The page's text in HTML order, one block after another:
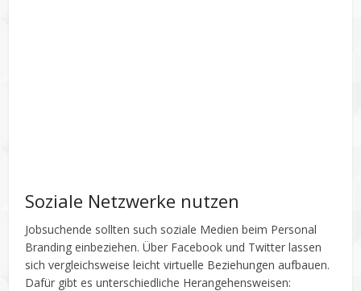
Soziale Netzwerke nutzen
Jobsuchende sollten such soziale Medien beim Personal
Branding einbeziehen. Über Facebook und Twitter lassen
sich vergleichsweise leicht virtuelle Beziehungen aufbauen.
Dafür gibt es unterschiedliche Herangehensweisen: